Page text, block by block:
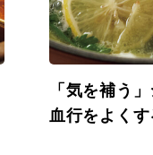
「気を補う
血行をよく